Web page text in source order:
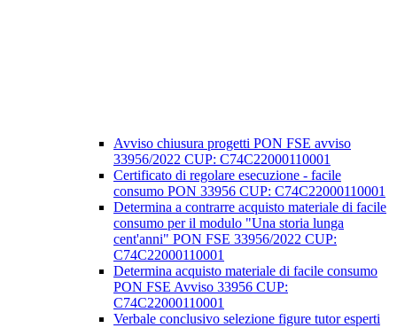
Avviso chiusura progetti PON FSE avviso
33956/2022 CUP: C74C22000110001
Certificato di regolare esecuzione - facile
consumo PON 33956 CUP: C74C22000110001
Determina a contrarre acquisto materiale di facile
consumo per il modulo "Una storia lunga
cent'anni" PON FSE 33956/2022 CUP:
C74C22000110001
Determina acquisto materiale di facile consumo
PON FSE Avviso 33956 CUP:
C74C22000110001
Verbale conclusivo selezione figure tutor esperti